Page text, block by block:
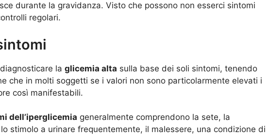
durante la gravidanza. Visto che possono non esserci sintomi
regolari.
la glicemia alta sulla base dei soli sintomi, tenendo
che in molti soggetti se i valori non sono particolarmente elevati i
così manifestabili.
dell’iperglicemia generalmente comprendono la sete, la
stimolo a urinare frequentemente, il malessere, una condizione di